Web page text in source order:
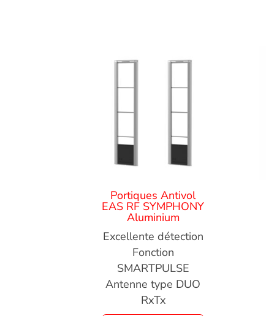
Portiques Antivol
EAS RF SYMPHONY
Aluminium
Excellente détection
Fonction
SMARTPULSE
Antenne type DUO
RxTx